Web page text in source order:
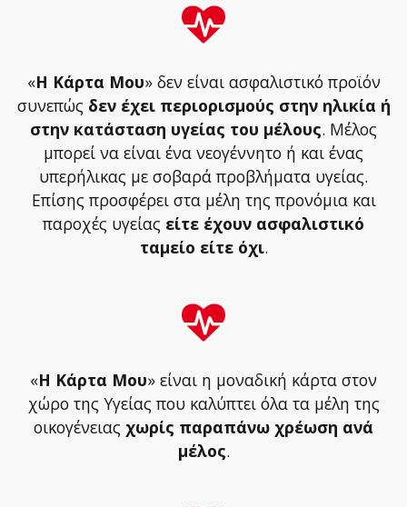
«Η Κάρτα Μου» δεν είναι ασφαλιστικό προϊόν
συνεπώς δεν έχει περιορισμούς στην ηλικία ή
στην κατάσταση υγείας του μέλους. Μέλος
μπορεί να είναι ένα νεογέννητο ή και ένας
υπερήλικας με σοβαρά προβλήματα υγείας.
Επίσης προσφέρει στα μέλη της προνόμια και
παροχές υγείας είτε έχουν ασφαλιστικό
ταμείο είτε όχι.
«Η Κάρτα Μου» είναι η μοναδική κάρτα στον
χώρο της Υγείας που καλύπτει όλα τα μέλη της
οικογένειας χωρίς παραπάνω χρέωση ανά
μέλος.